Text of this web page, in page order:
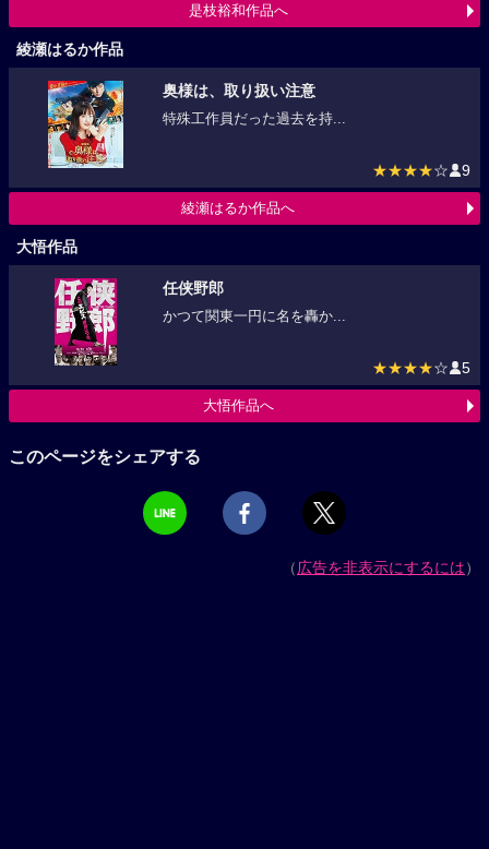
是枝裕和作品へ
綾瀬はるか作品
奥様は、取り扱い注意
特殊工作員だった過去を持...
★★★★☆ 9
綾瀬はるか作品へ
大悟作品
任侠野郎
かつて関東一円に名を轟か...
★★★★☆ 5
大悟作品へ
このページをシェアする
（広告を非表示にするには）